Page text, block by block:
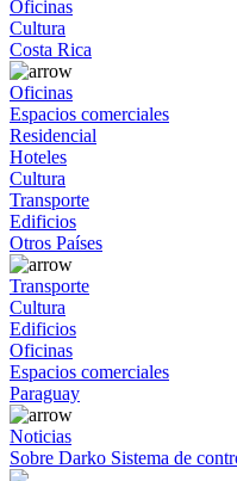
Oficinas
Cultura
Costa Rica
Oficinas
Espacios comerciales
Residencial
Hoteles
Cultura
Transporte
Edificios
Otros Países
Transporte
Cultura
Edificios
Oficinas
Espacios comerciales
Paraguay
Noticias
Sobre Darko Sistema de